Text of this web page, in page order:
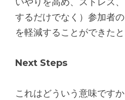
するだけでなく）参加者
を軽減することができたと
Next Steps
これはどういう意味です